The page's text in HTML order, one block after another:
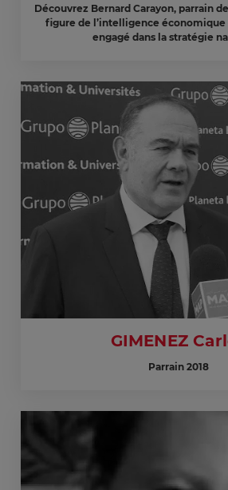
Découvrez Bernard Carayon, parrain
figure de l’intelligence économique
engagé dans la stratégie
GIMENEZ
Parrain 2018